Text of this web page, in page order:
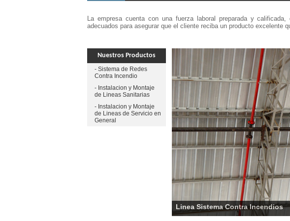
La empresa cuenta con una fuerza laboral preparada y
adecuados para asegurar que el cliente reciba un producto excelente
Nuestros Productos
- Sistema de Redes
Contra Incendio
- Instalacion y Montaje
de Lineas Sanitarias
- Instalacion y Montaje
de Lineas de Servicio en
General